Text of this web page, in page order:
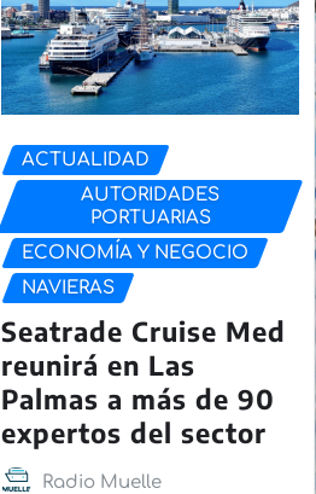
ACTUALIDAD
AUTORIDADES
PORTUARIAS
ECONOMÍA Y NEGOCIO
NAVIERAS
Seatrade Cruise Med
reunirá en Las
Palmas a más de 90
expertos del sector
Radio Muelle